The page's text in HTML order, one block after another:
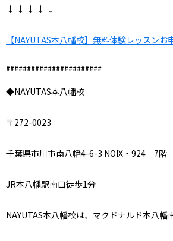
↓ ↓ ↓ ↓ ↓
【NAYUTAS本八幡校】無料体験レッスン
#######################
◆NAYUTAS本八幡校
〒272-0023
千葉県市川市南八幡4-6-3 NOIX・924 7階
JR本八幡駅南口徒歩1分
NAYUTAS本八幡校は、マクドナルド本八幡